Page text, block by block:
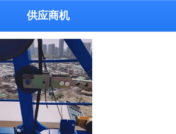
供应商机